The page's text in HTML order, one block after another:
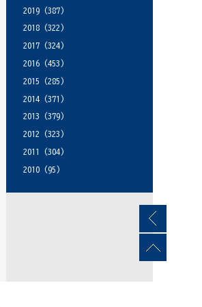
2019 (387)
2018 (322)
2017 (324)
2016 (453)
2015 (285)
2014 (371)
2013 (379)
2012 (323)
2011
(304)
2010 (95)